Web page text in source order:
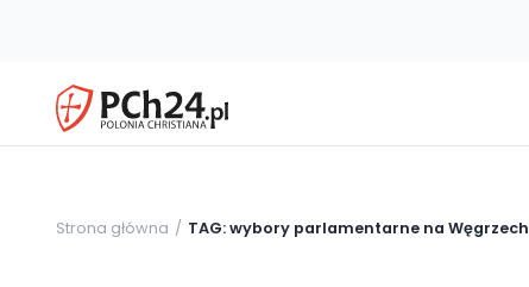
Strona główna TAG: wybory parlamentarne na Węgrzech